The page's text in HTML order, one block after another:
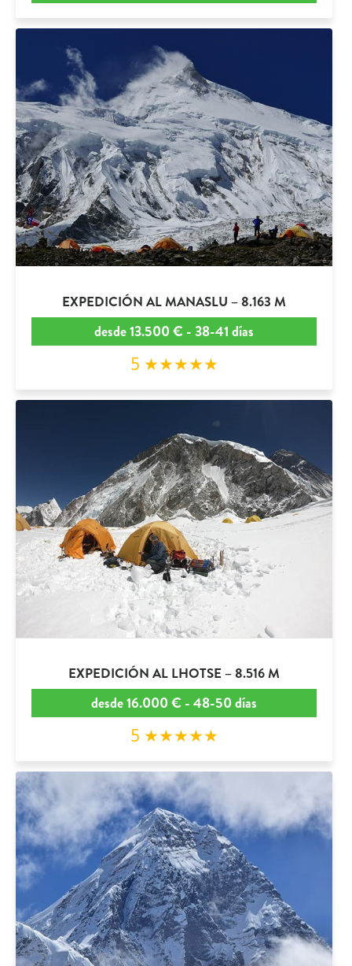
EXPEDICIÓN AL MANASLU – 8.163 M
desde 13.500 € - 38-41 días
5 ★★★★★
EXPEDICIÓN AL LHOTSE – 8.516 M
desde 16.000 € - 48-50 días
5 ★★★★★